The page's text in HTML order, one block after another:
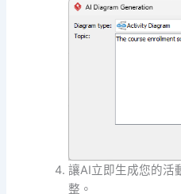
讓AI立即生成您的
整。